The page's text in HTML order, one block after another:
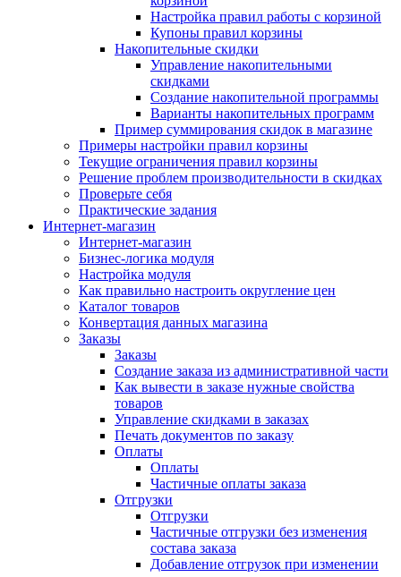
Настройка правил работы с корзиной
Купоны правил корзины
Накопительные скидки
Управление накопительными
скидками
Создание накопительной программы
Варианты накопительных программ
Пример суммирования скидок в магазине
Примеры настройки правил корзины
Текущие ограничения правил корзины
Решение проблем производительности в скидках
Проверьте себя
Практические задания
Интернет-магазин
Интернет-магазин
Бизнес-логика модуля
Настройка модуля
Как правильно настроить округление цен
Каталог товаров
Конвертация данных магазина
Заказы
Заказы
Создание заказа из административной части
Как вывести в заказе нужные свойства
товаров
Управление скидками в заказах
Печать документов по заказу
Оплаты
Оплаты
Частичные оплаты заказа
Отгрузки
Отгрузки
Частичные отгрузки без изменения
состава заказа
Добавление отгрузок при изменении